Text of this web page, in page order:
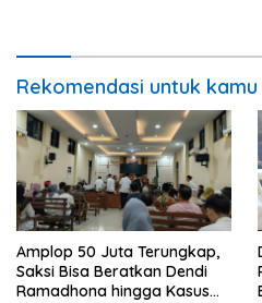
Rekomendasi untuk kamu
Amplop 50 Juta Terungkap,
Saksi Bisa Beratkan Dendi
Ramadhona hingga Kasus